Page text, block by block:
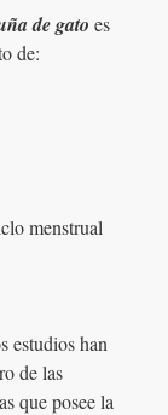
de gato es
de:
menstrual
estudios han
de las
que posee la